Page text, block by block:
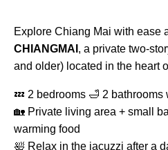
Explore Chiang Mai with ease
CHIANGMAI , a private two-
and older) located in the heart
💤 2 bedrooms 🛁 2 bathrooms
🏡 Private living area + small
warming food
🛀 Relax in the jacuzzi after a